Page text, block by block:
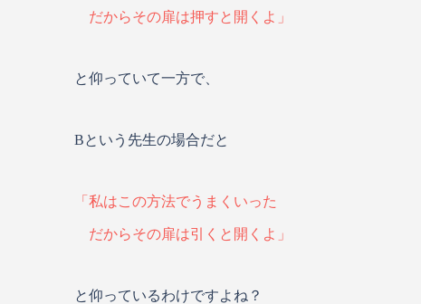
だからその扉は押すと開くよ」
と仰っていて一方で、
Bという先生の場合だと
「私はこの方法でうまくいった
だからその扉は引くと開くよ」
と仰っているわけですよね？